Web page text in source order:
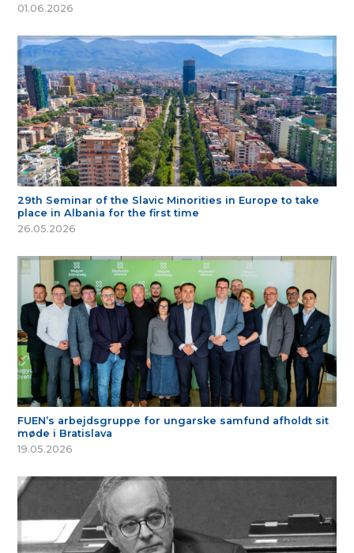
01.06.2026
29th Seminar of the Slavic Minorities in Europe to take
place in Albania for the first time
26.05.2026
FUEN’s arbejdsgruppe for ungarske samfund afholdt sit
møde i Bratislava
19.05.2026